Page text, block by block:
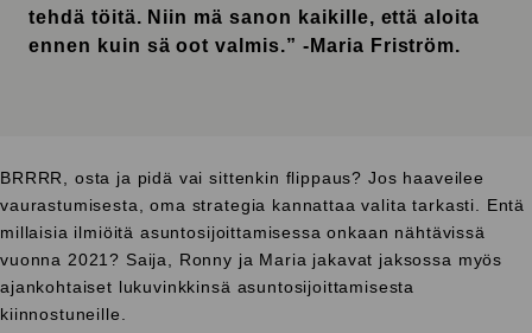
tehdä töitä. Niin mä sanon kaikille, että aloita
ennen kuin sä oot valmis.” -Maria Friström.
BRRRR, osta ja pidä vai sittenkin flippaus? Jos haaveilee
vaurastumisesta, oma strategia kannattaa valita tarkasti. Entä
millaisia ilmiöitä asuntosijoittamisessa onkaan nähtävissä
vuonna 2021? Saija, Ronny ja Maria jakavat jaksossa myös
ajankohtaiset lukuvinkkinsä asuntosijoittamisesta
kiinnostuneille.